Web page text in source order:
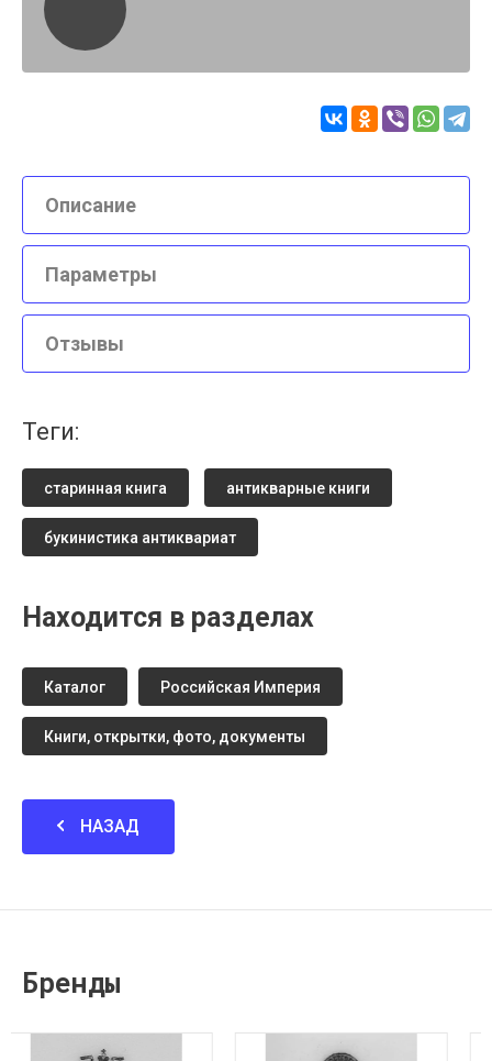
Описание
Параметры
Отзывы
теги:
старинная книга антикварные книги
букинистика антиквариат
Находится в разделах
Каталог Российская Империя
Книги, открытки, фото, документы
НАЗАД
Бренды